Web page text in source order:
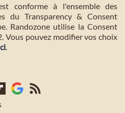
conforme à l'ensemble des
du Transparency & Consent
Randozone utilise la Consent
Vous pouvez modifier vos choix